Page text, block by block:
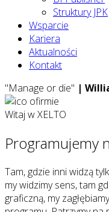
Struktury JPK
Wsparcie
Kariera
Aktualności
Kontakt
"Manage or die" |
Witaj w XELTO
Programujemy
Tam, gdzie inni widzą
my widzimy sens, tam
graficzną, my